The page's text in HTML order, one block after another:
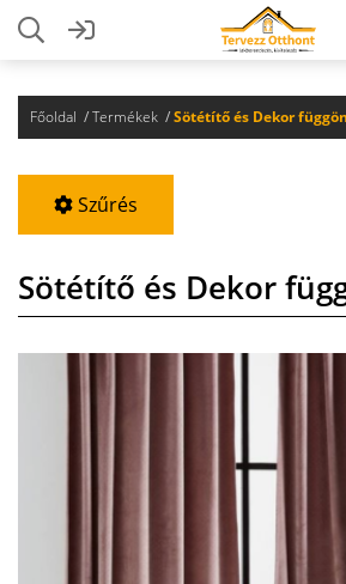
Főoldal Termékek Sötétítő és Dekor
Szűrés
Sötétítő és Dekor